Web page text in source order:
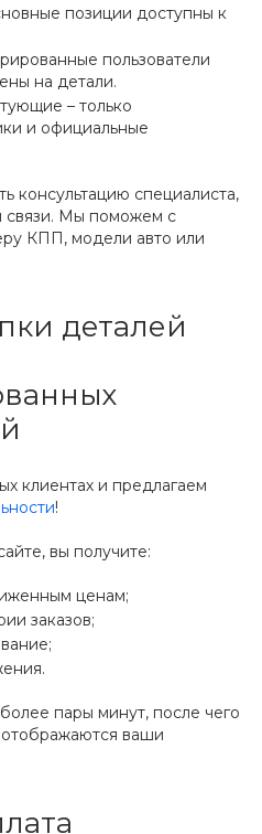
позиции доступны к
пользователи
на детали.
– только
и официальные
консультацию специалиста,
связи. Мы поможем с
КПП, модели авто или
деталей
клиентах и предлагаем
!
вы получите:
ценам;
заказов;
пары минут, после чего
отображаются ваши